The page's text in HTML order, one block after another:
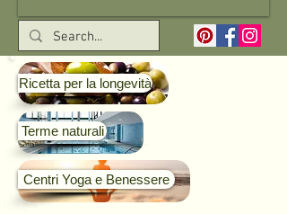
Ricetta per la longevità
Terme naturali
Centri Yoga e Benessere